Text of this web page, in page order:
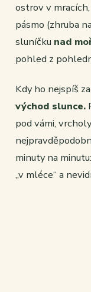
ostrov v
pásmo (zhruba
sluníčku nad
pohled z
Kdy ho nejspíš
východ slunce.
pod vámi,
minuty na
„v mléce“ a